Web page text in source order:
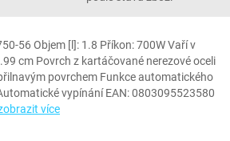
56 Objem [l]: 1.8 Příkon: 700W Vaří v
cm Povrch z kartáčované nerezové oceli
povrchem Funkce automatického
vypínání EAN: 0803095523580
více